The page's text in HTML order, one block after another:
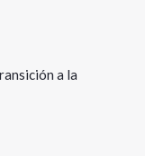
a la